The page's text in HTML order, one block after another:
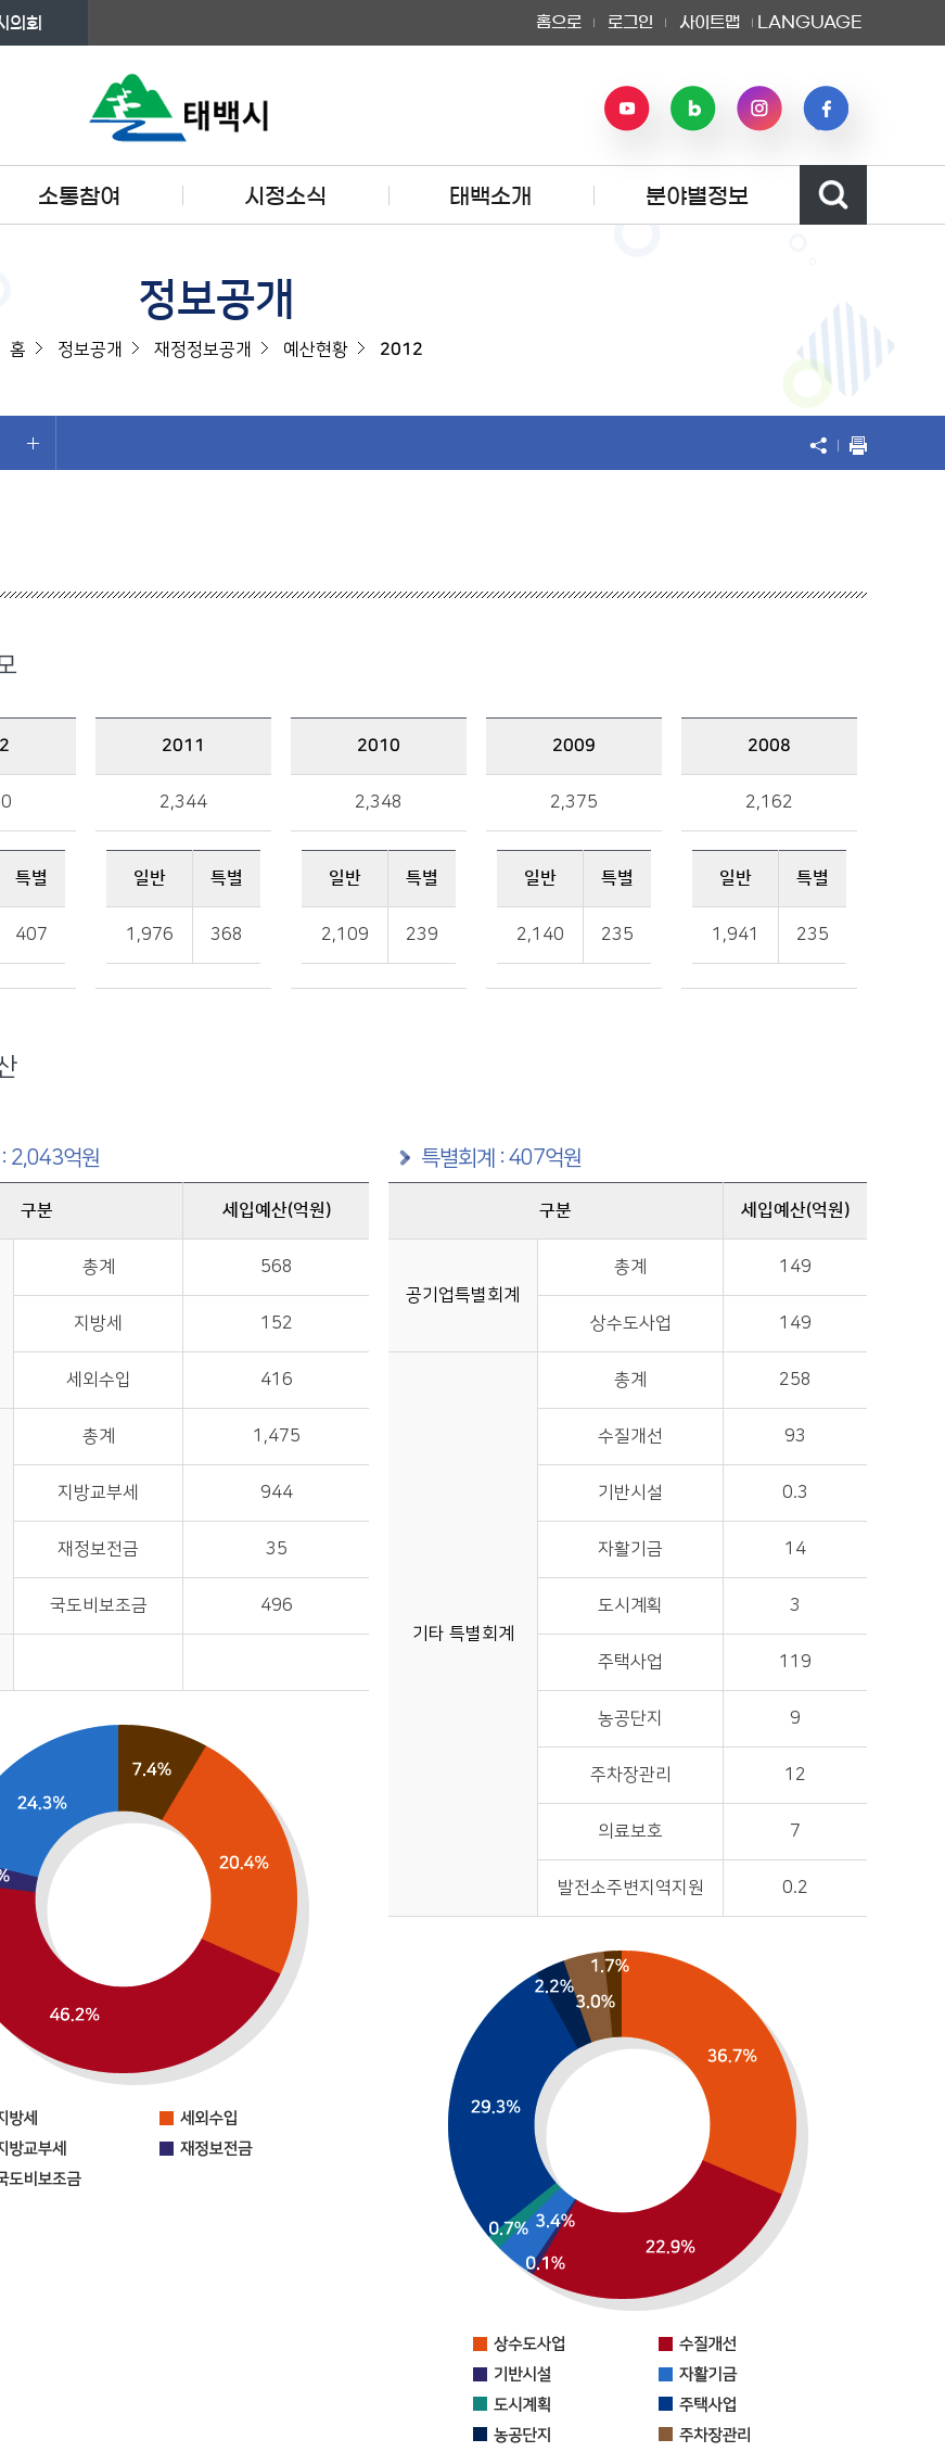
의회 홈으로 로그인 사이트맵 LANGUAGE
소통참여 시정소식 태백소개 분야별정보
정보공개
홈 정보공개 재정정보공개 예산현황 2012
특별
407
2011
2,344
일반 특별
1,976 368
2010
2,348
일반 특별
2,109 239
2009
2,375
일반 특별
2,140 235
2008
2,162
일반 특별
1,941 235
2,043억원
구분 세입예산(억원)
총계 568
지방세 152
세외수입 416
총계 1,475
지방교부세 944
재정보전금 35
국도비보조금 496
특별회계 : 407억원
구분 세입예산(억원)
공기업특별회계
총계 149
상수도사업 149
기타 특별회계
총계 258
수질개선 93
기반시설 0.3
자활기금 14
도시계획 3
주택사업 119
농공단지 9
주차장관리 12
의료보호 7
발전소주변지역지원 0.2